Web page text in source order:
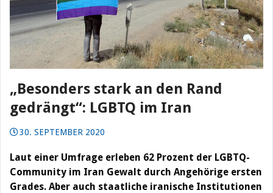
„Besonders stark an den Rand
gedrängt“: LGBTQ im Iran
30. SEPTEMBER 2020
Laut einer Umfrage erleben 62 Prozent der LGBTQ-
Community im Iran Gewalt durch Angehörige ersten
Grades. Aber auch staatliche iranische Institutionen